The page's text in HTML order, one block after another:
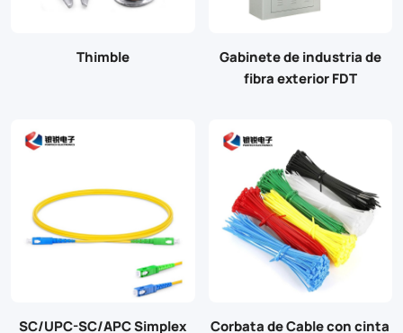
Thimble
Gabinete de industria de
fibra exterior FDT
SC/UPC-SC/APC Simplex
Corbata de Cable con cinta